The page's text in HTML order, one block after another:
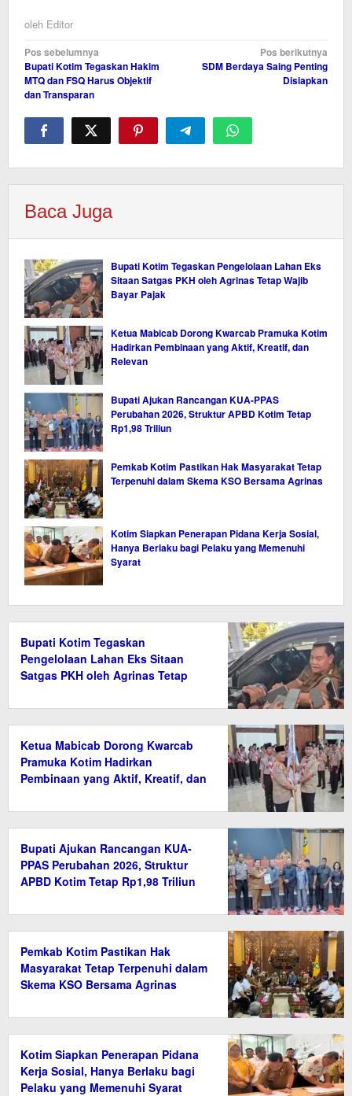
oleh Editor
Navigasi
pos
Pos sebelumnya
Bupati Kotim Tegaskan Hakim
MTQ dan FSQ Harus Objektif
dan Transparan
Pos berikutnya
SDM Berdaya Saing Penting
Disiapkan
Baca Juga
Bupati Kotim Tegaskan Pengelolaan Lahan Eks
Sitaan Satgas PKH oleh Agrinas Tetap Wajib
Bayar Pajak
Ketua Mabicab Dorong Kwarcab Pramuka Kotim
Hadirkan Pembinaan yang Aktif, Kreatif, dan
Relevan
Bupati Ajukan Rancangan KUA-PPAS
Perubahan 2026, Struktur APBD Kotim Tetap
Rp1,98 Triliun
Pemkab Kotim Pastikan Hak Masyarakat Tetap
Terpenuhi dalam Skema KSO Bersama Agrinas
Kotim Siapkan Penerapan Pidana Kerja Sosial,
Hanya Berlaku bagi Pelaku yang Memenuhi
Syarat
Bupati Kotim Tegaskan
Pengelolaan Lahan Eks Sitaan
Satgas PKH oleh Agrinas Tetap
Ketua Mabicab Dorong Kwarcab
Pramuka Kotim Hadirkan
Pembinaan yang Aktif, Kreatif, dan
Bupati Ajukan Rancangan KUA-
PPAS Perubahan 2026, Struktur
APBD Kotim Tetap Rp1,98 Triliun
Pemkab Kotim Pastikan Hak
Masyarakat Tetap Terpenuhi dalam
Skema KSO Bersama Agrinas
Kotim Siapkan Penerapan Pidana
Kerja Sosial, Hanya Berlaku bagi
Pelaku yang Memenuhi Syarat